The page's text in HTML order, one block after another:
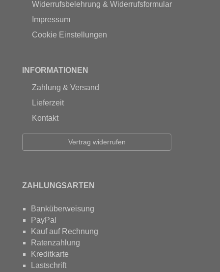
Widerrufsbelehrung & Widerrufsformular
Impressum
Cookie Einstellungen
INFORMATIONEN
Zahlung & Versand
Lieferzeit
Kontakt
Vertrag widerrufen
ZAHLUNGSARTEN
Banküberweisung
PayPal
Kauf auf Rechnung
Ratenzahlung
Kreditkarte
Lastschrift